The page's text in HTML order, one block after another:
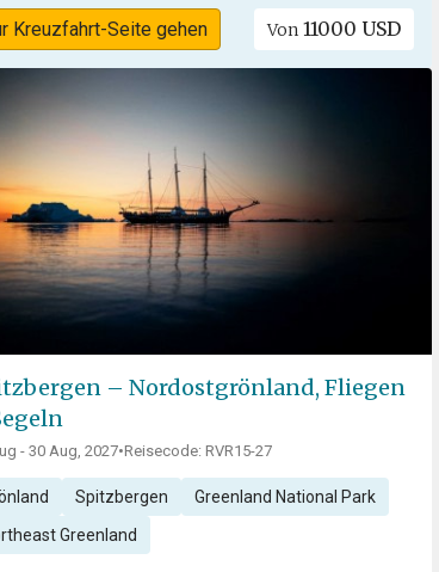
Kreuzfahrt-Seite gehen Von11000 USD
– Nordostgrönland, Fliegen
- 30 Aug, 2027•Reisecode: RVR15-27
Spitzbergen Greenland National Park
Greenland